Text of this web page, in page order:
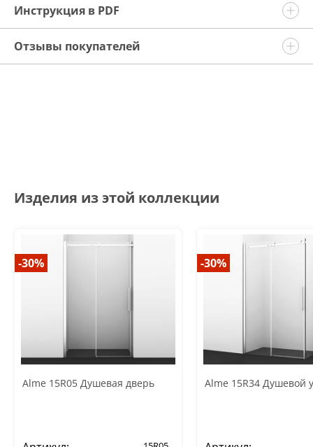
Инструкция в PDF
Отзывы покупателей
Изделия из этой коллекции
-30%
Alme 15R05 Душевая дверь
-30%
Alme 15R34 Душевой